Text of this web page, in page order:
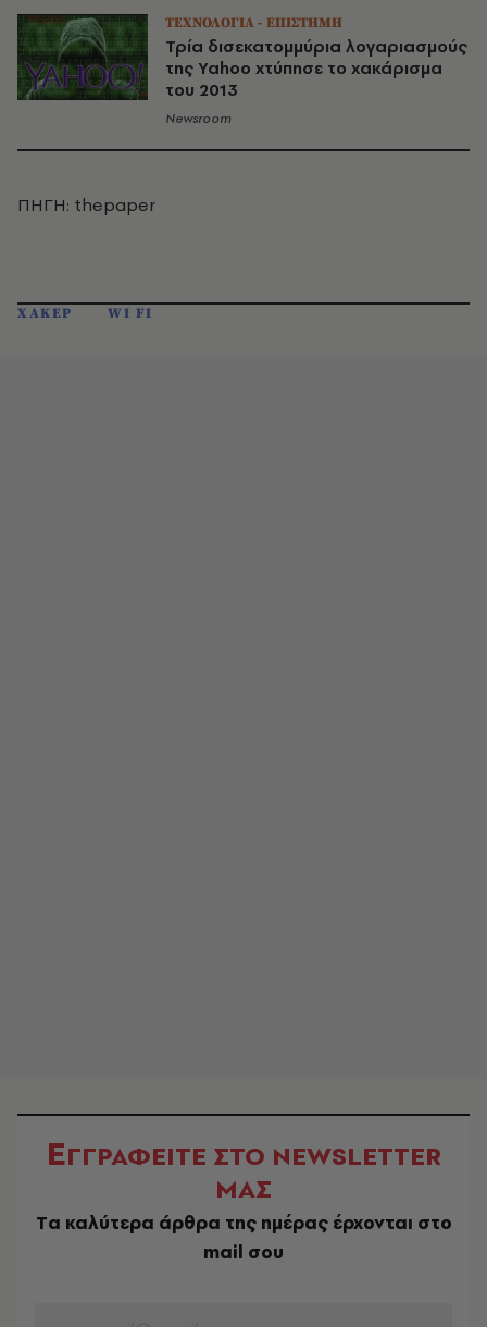
ΤΕΧΝΟΛΟΓΙΑ - ΕΠΙΣΤΗΜΗ
Τρία δισεκατομμύρια λογαριασμούς
της Yahoo χτύπησε το χακάρισμα
του 2013
Newsroom
ΠΗΓΗ: thepaper
ΧΑΚΕΡ WI FI
ΕΓΓΡΑΦΕΙΤΕ ΣΤΟ NEWSLETTER
ΜΑΣ
Tα καλύτερα άρθρα της ημέρας έρχονται στο
mail σου